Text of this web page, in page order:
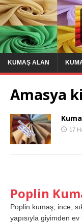
KUMAŞ ALAN
Amasya
17
Poplin
Poplin kumaş; ince,
yapısıyla giyimden